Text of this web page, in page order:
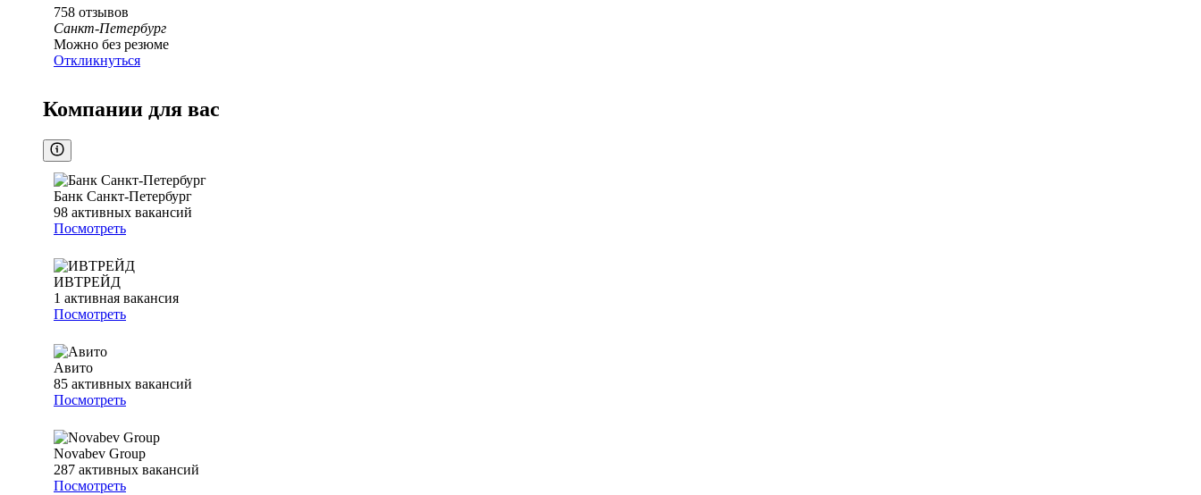
758 отзывов
Санкт-Петербург
Можно без резюме
Откликнуться
Компании для вас
Банк Санкт-Петербург
98 активных вакансий
Посмотреть
ИВТРЕЙД
1 активная вакансия
Посмотреть
Авито
85 активных вакансий
Посмотреть
Novabev Group
287 активных вакансий
Посмотреть